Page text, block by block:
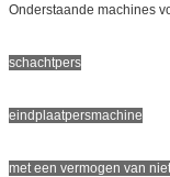
Onderstaande machines
schachtpers
eindplaatpersmachine
met een vermogen van